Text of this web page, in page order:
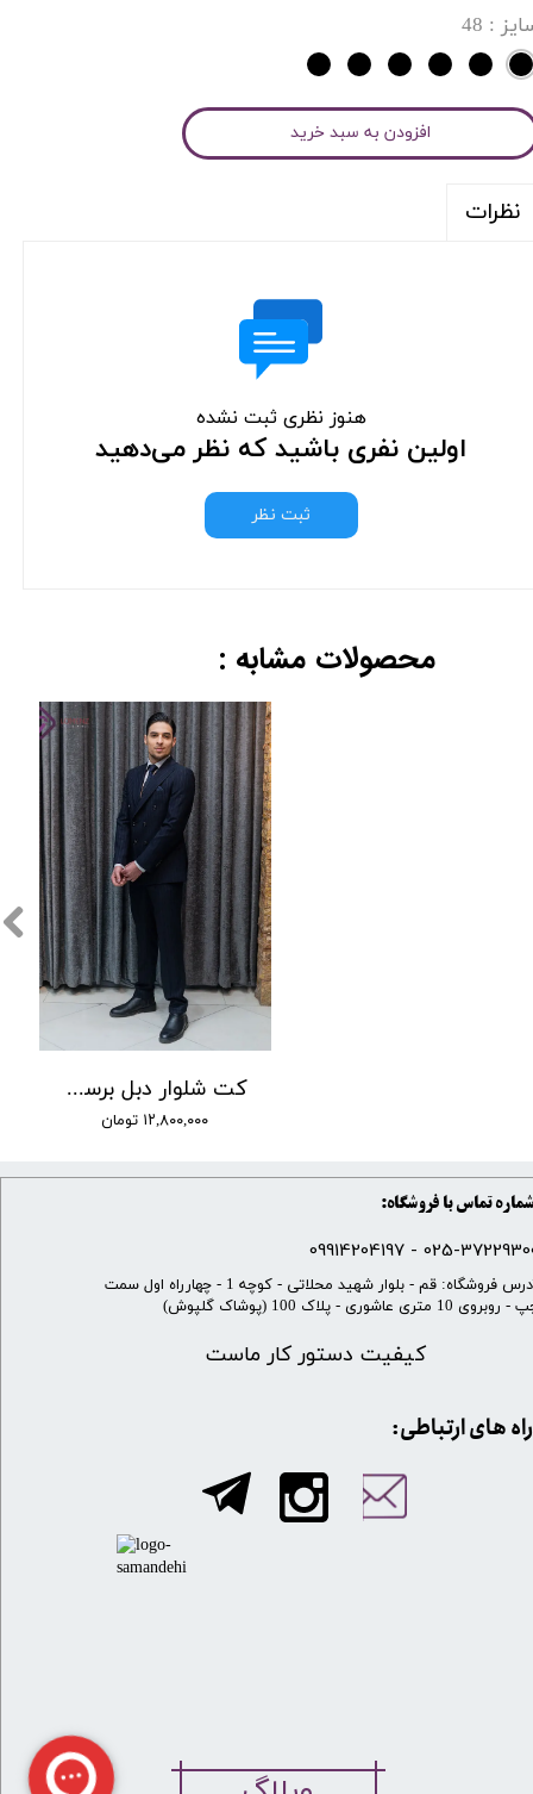
: 48
افزودن به سبد خرید
نظرات
هنوز نظری ثبت نشده
اولین نفری باشید که نظر می‌دهید
ثبت نظر
کت شلوار دبل برست وزرا کد 4
۱۲,۸۰۰,۰۰۰ تومان
محصولات مشابه :
شماره تماس با فروشگاه:
025-37229300 -
کیفیت دستور کار ماست
​آدرس فروشگاه: قم - بلوار شهید محلاتی - کوچه 1 - چهارراه اول سمت
10 متری عاشوری - پلاک 100 (پوشاک گلپوش)
​​راه های ارتباطی: